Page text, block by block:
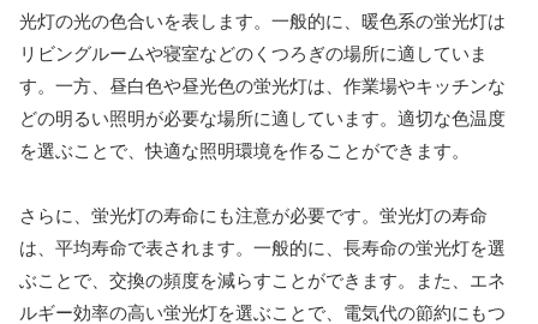
光灯の光の色合いを表します。一般的に、暖色系の蛍光灯は
リビングルームや寝室などのくつろぎの場所に適していま
す。一方、昼白色や昼光色の蛍光灯は、作業場やキッチンな
どの明るい照明が必要な場所に適しています。適切な色温度
を選ぶことで、快適な照明環境を作ることができます。
さらに、蛍光灯の寿命にも注意が必要です。蛍光灯の寿命
は、平均寿命で表されます。一般的に、長寿命の蛍光灯を選
ぶことで、交換の頻度を減らすことができます。また、エネ
ルギー効率の高い蛍光灯を選ぶことで、電気代の節約にもつ